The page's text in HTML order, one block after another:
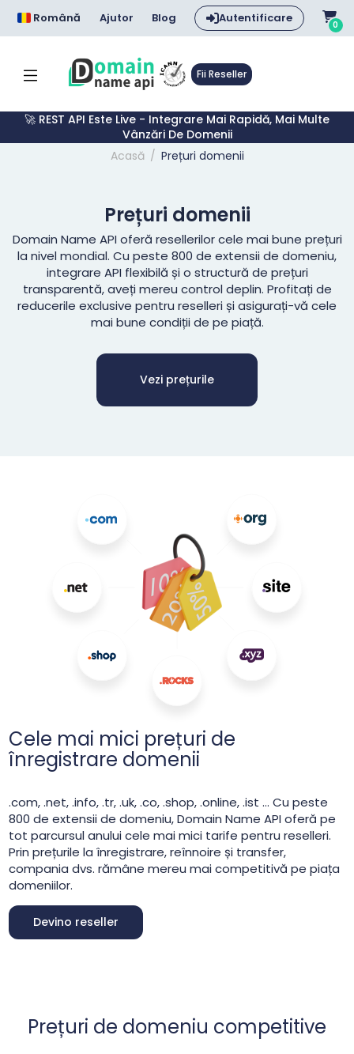
Română Ajutor Blog Autentificare 0
Fii Reseller
🚀 REST API Este Live - Integrare Mai Rapidă, Mai Multe
Vânzări De Domenii
Acasă
Prețuri domenii
Prețuri domenii
Domain Name API oferă resellerilor cele mai bune prețuri
la nivel mondial. Cu peste 800 de extensii de domeniu,
integrare API flexibilă și o structură de prețuri
transparentă, aveți mereu control deplin. Profitați de
reducerile exclusive pentru reselleri și asigurați-vă cele
mai bune condiții de pe piață.
Vezi prețurile
Cele mai mici prețuri de
înregistrare domenii
.com, .net, .info, .tr, .uk, .co, .shop, .online, .ist … Cu peste
800 de extensii de domeniu, Domain Name API oferă pe
tot parcursul anului cele mai mici tarife pentru reselleri.
Prin prețurile la înregistrare, reînnoire și transfer,
compania dvs. rămâne mereu mai competitivă pe piața
domeniilor.
Devino reseller
Prețuri de domeniu competitive